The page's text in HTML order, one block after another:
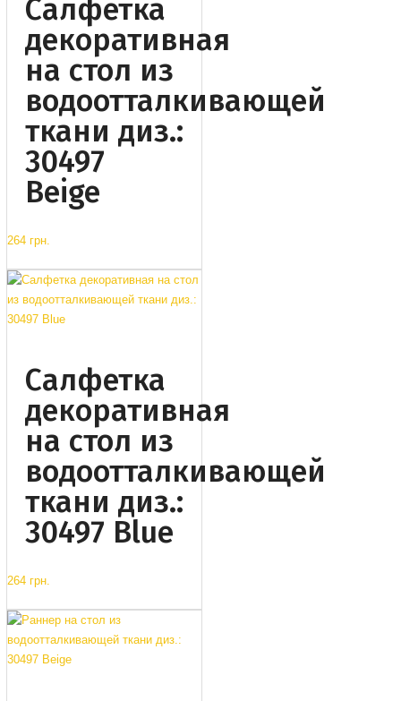
Салфетка
декоративная
на стол из
водоотталкивающей
ткани диз.:
30497
Beige
264 грн.
Салфетка
декоративная
на стол из
водоотталкивающей
ткани диз.:
30497 Blue
264 грн.